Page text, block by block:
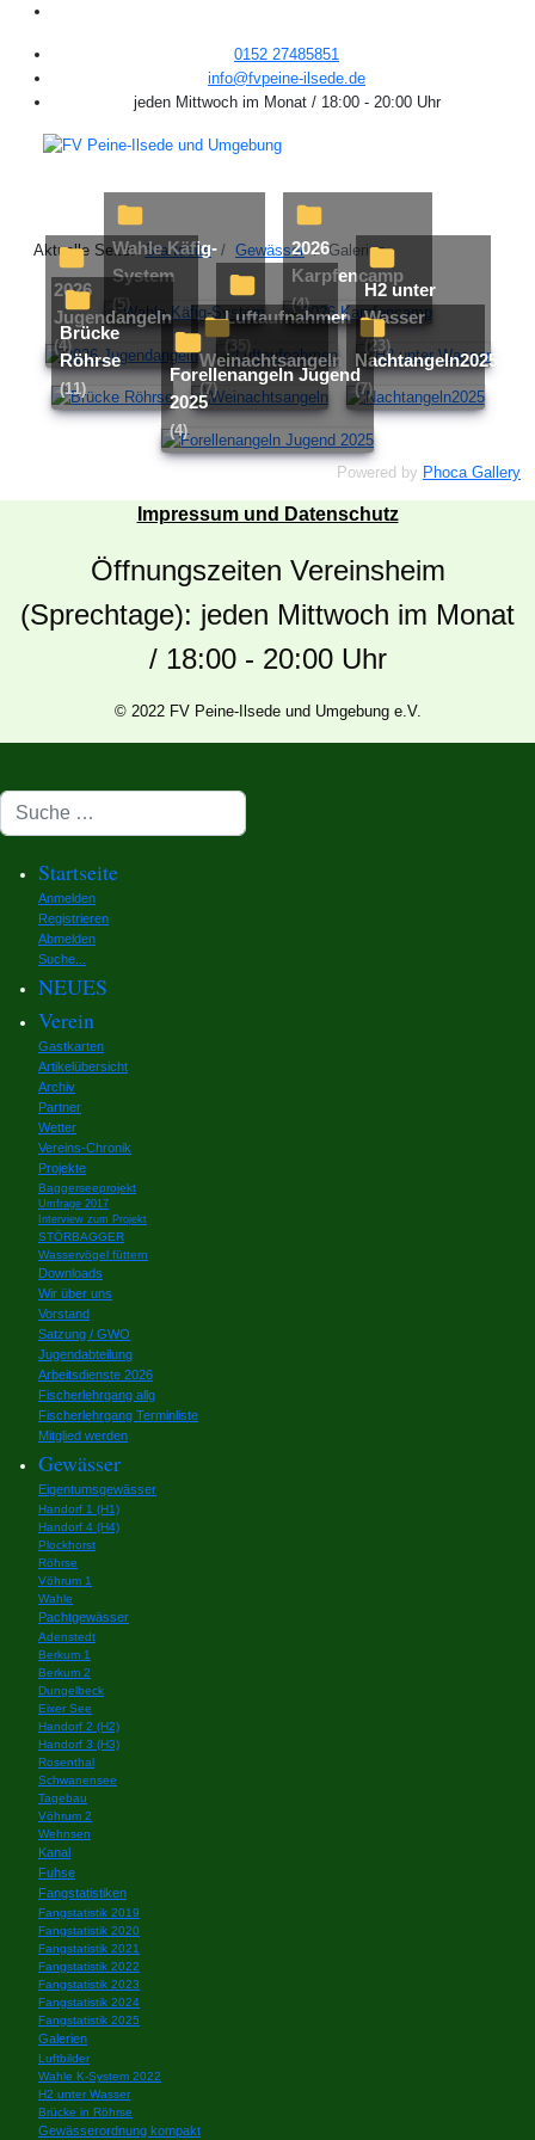
0152 27485851
info@fvpeine-ilsede.de
jeden Mittwoch im Monat / 18:00 - 20:00 Uhr
Aktuelle Seite:Startseite Gewässer Galerien
Wahle Käfig-
System
(5)
2026
Karpfencamp
(4)
2026
Jugendangeln
(4)
Luftaufnahmen
(35)
H2 unter
Wasser
(23)
Brücke
Röhrse
(11)
Weinachtsangeln
(7)
Nachtangeln2025
(7)
Forellenangeln Jugend
2025
(4)
Powered by Phoca Gallery
Impressum und Datenschutz
Öffnungszeiten Vereinsheim
(Sprechtage): jeden Mittwoch im Monat
/ 18:00 - 20:00 Uhr
© 2022 FV Peine-Ilsede und Umgebung e.V.
Suchen
Startseite
Anmelden
Registrieren
Abmelden
Suche...
NEUES
Verein
Gastkarten
Artikelübersicht
Archiv
Partner
Wetter
Vereins-Chronik
Projekte
Baggerseeprojekt
Umfrage 2017
Interview zum Projekt
STÖRBAGGER
Wasservögel füttern
Downloads
Wir über uns
Vorstand
Satzung / GWO
Jugendabteilung
Arbeitsdienste 2026
Fischerlehrgang allg
Fischerlehrgang Terminliste
Mitglied werden
Gewässer
Eigentumsgewässer
Handorf 1 (H1)
Handorf 4 (H4)
Plockhorst
Röhrse
Vöhrum 1
Wahle
Pachtgewässer
Adenstedt
Berkum 1
Berkum 2
Dungelbeck
Eixer See
Handorf 2 (H2)
Handorf 3 (H3)
Rosenthal
Schwanensee
Tagebau
Vöhrum 2
Wehnsen
Kanal
Fuhse
Fangstatistiken
Fangstatistik 2019
Fangstatistik 2020
Fangstatistik 2021
Fangstatistik 2022
Fangstatistik 2023
Fangstatistik 2024
Fangstatistik 2025
Galerien
Luftbilder
Wahle K-System 2022
H2 unter Wasser
Brücke in Röhrse
Gewässerordnung kompakt